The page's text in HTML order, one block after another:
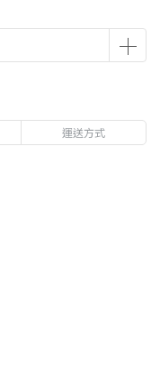
運送方式